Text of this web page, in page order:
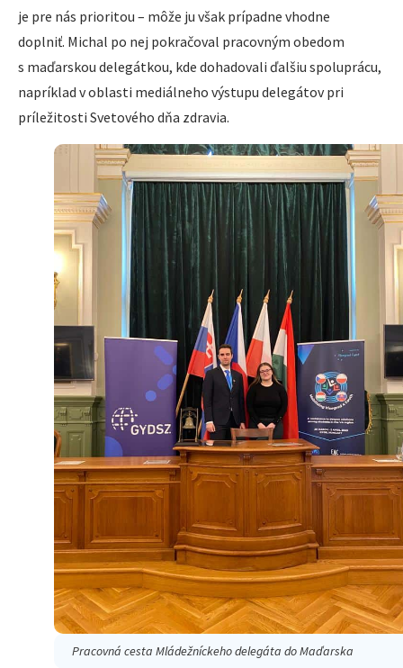
je pre nás prioritou – môže ju však prípadne vhodne
doplniť. Michal po nej pokračoval pracovným obedom
s maďarskou delegátkou, kde dohadovali ďalšiu spoluprácu,
napríklad v oblasti mediálneho výstupu delegátov pri
príležitosti Svetového dňa zdravia.
Pracovná cesta Mládežníckeho delegáta do Maďarska